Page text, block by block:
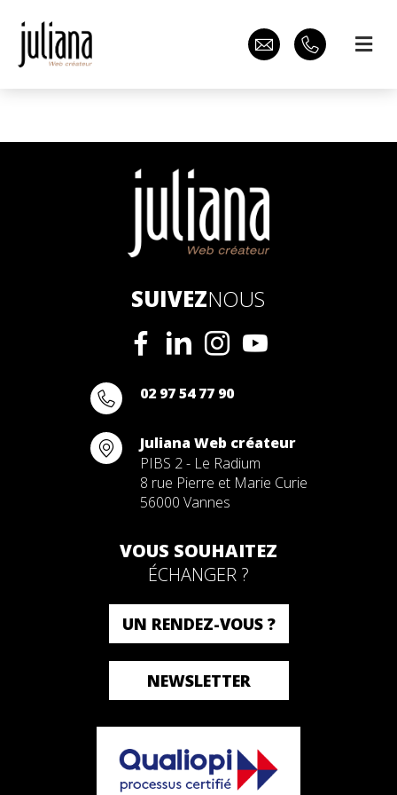
SUIVEZNOUS
02 97 54 77 90
Juliana Web créateur
PIBS 2 - Le Radium
8 rue Pierre et Marie Curie
56000 Vannes
VOUS SOUHAITEZ
ÉCHANGER ?
UN RENDEZ-VOUS ?
NEWSLETTER